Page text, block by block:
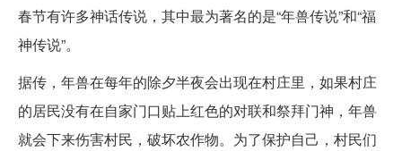
春节有许多神话传说，其中最为著名的是“年兽传说”和“福
神传说”。
据传，年兽在每年的除夕半夜会出现在村庄里，如果村庄
的居民没有在自家门口贴上红色的对联和祭拜门神，年兽
就会下来伤害村民，破坏农作物。为了保护自己，村民们